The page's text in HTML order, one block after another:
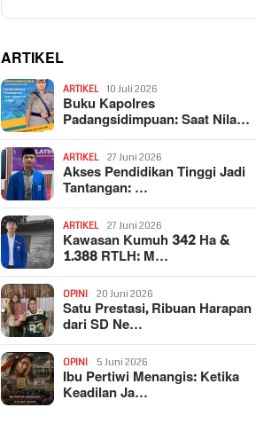
ARTIKEL
ARTIKEL 10 Juli 2026
Buku Kapolres
Padangsidimpuan: Saat Nila…
ARTIKEL 27 Juni 2026
Akses Pendidikan Tinggi Jadi
Tantangan: …
ARTIKEL 27 Juni 2026
Kawasan Kumuh 342 Ha &
1.388 RTLH: M…
OPINI 20 Juni 2026
Satu Prestasi, Ribuan Harapan
dari SD Ne…
OPINI 5 Juni 2026
Ibu Pertiwi Menangis: Ketika
Keadilan Ja…